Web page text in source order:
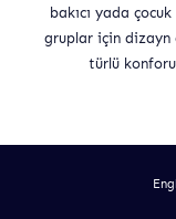
bakıcı yada
gruplar için
türlü